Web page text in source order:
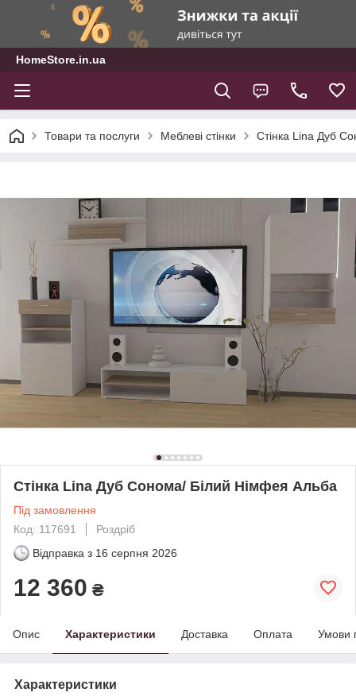
HomeStore.in.ua
Товари та послуги Меблеві стінки Стінка Lina Дуб
Стінка Lina Дуб Сонома/ Білий Німфея Альба
Під замовлення
Код: 117691
Роздріб
Відправка з 16 серпня 2026
12 360 ₴
Опис Характеристики Доставка Оплата Умови
Характеристики